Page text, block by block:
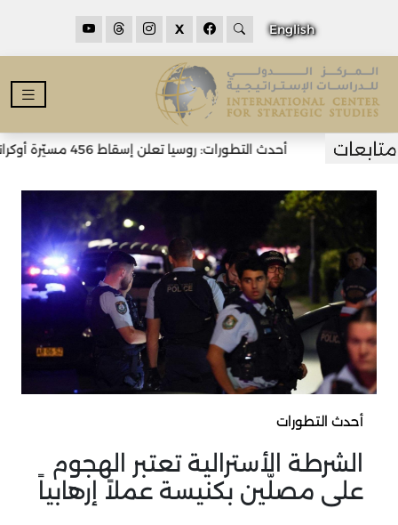
English
X
أحدث التطورات: روسيا تعلن إسقاط 456 مسيّرة أوكرانية خلال الليل وسقوط قتلى
أحدث التطورات
الشرطة الأسترالية تعتبر الهجوم
على مصلّين بكنيسة عملاً إرهابياً